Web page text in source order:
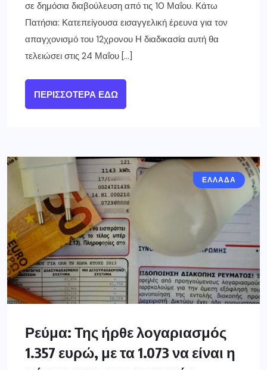
σε δημόσια διαβούλευση από τις 10 Μαΐου. Κάτω
Πατήσια: Κατεπείγουσα εισαγγελική έρευνα για τον
απαγχονισμό του 12χρονου Η διαδικασία αυτή θα
τελειώσει στις 24 Μαΐου […]
ΠΕΡΙΣΣΌΤΕΡΑ ΕΔΏ
ΕΛΛΑΔΑ
Ρεύμα: Της ήρθε λογαριασμός
1.357 ευρώ, με τα 1.073 να είναι η